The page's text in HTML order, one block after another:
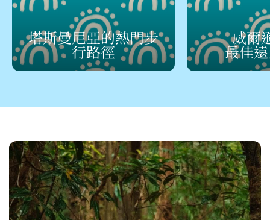
塔斯曼尼亞的熱門步
行路徑
威爾
最佳